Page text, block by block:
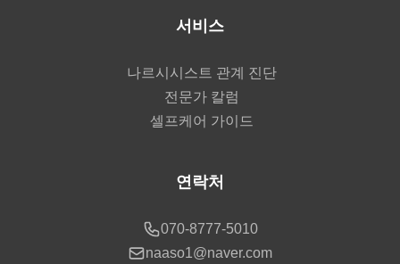
서비스
나르시시스트 관계 진단
전문가 칼럼
셀프케어 가이드
연락처
070-8777-5010
naaso1@naver.com